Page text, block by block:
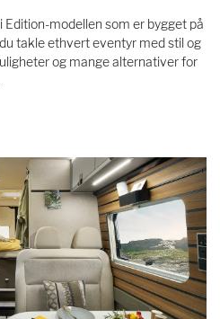
modellen som er bygget på
takle ethvert eventyr med stil og
og mange alternativer for